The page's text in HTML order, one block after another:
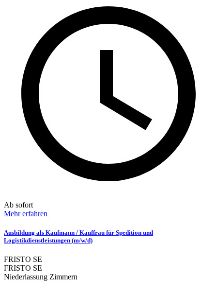
Ab sofort
Mehr erfahren
Ausbildung als Kaufmann / Kauffrau für Spedition und
Logistikdienstleistungen (m/w/d)
FRISTO SE
FRISTO SE
Niederlassung Zimmern